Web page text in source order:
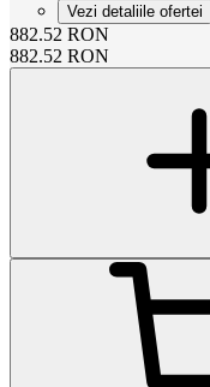
Vezi detaliile ofertei
882.52 RON
882.52 RON